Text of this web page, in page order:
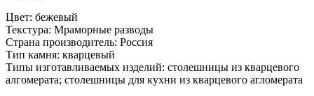
Цвет: бежевый
Текстура: Мраморные разводы
Страна производитель: Россия
Тип камня: кварцевый
Типы изготавливаемых изделий: столешницы из кварцевого
алгомерата; столешницы для кухни из кварцевого агломерата